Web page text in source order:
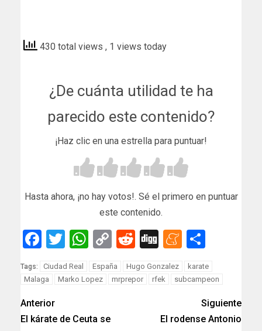
430 total views , 1 views today
¿De cuánta utilidad te ha
parecido este contenido?
¡Haz clic en una estrella para puntuar!
Hasta ahora, ¡no hay votos!. Sé el primero en puntuar
este contenido.
Facebook
Twitter
WhatsApp
Copy
Link
Reddit
Digg
Tags: Ciudad Real España Hugo Gonzalez
karate
Malaga
Marko Lopez mrprepor rfek subcampeon
Anterior
El kárate de Ceuta se
Siguiente
El rodense Antonio